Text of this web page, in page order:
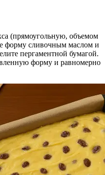
(прямоугольную, объемом
форму сливочным маслом и
пергаментной бумагой.
форму и равномерно